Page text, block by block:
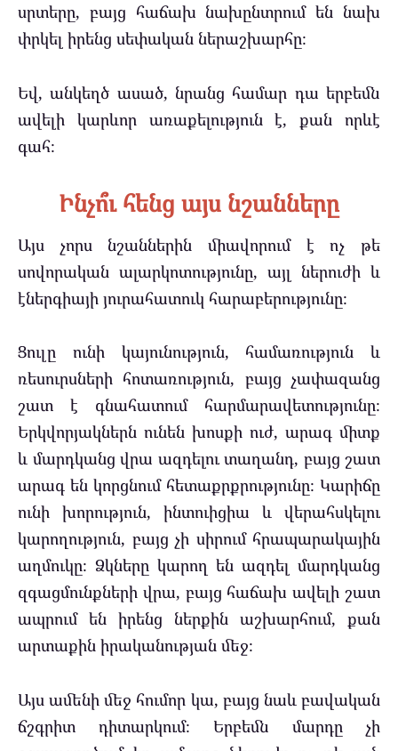
սրտերը, բայց հաճախ նախընտրում են նախ
փրկել իրենց սեփական ներաշխարհը։
Եվ, անկեղծ ասած, նրանց համար դա երբեմն
ավելի կարևոր առաքելություն է, քան որևէ
գահ։
Ինչո՞ւ հենց այս նշանները
Այս չորս նշաններին միավորում է ոչ թե
սովորական ալարկոտությունը, այլ ներուժի և
էներգիայի յուրահատուկ հարաբերությունը։
Ցուլը ունի կայունություն, համառություն և
ռեսուրսների հոտառություն, բայց չափազանց
շատ է գնահատում հարմարավետությունը։
Երկվորյակներն ունեն խոսքի ուժ, արագ միտք
և մարդկանց վրա ազդելու տաղանդ, բայց շատ
արագ են կորցնում հետաքրքրությունը։ Կարիճը
ունի խորություն, ինտուիցիա և վերահսկելու
կարողություն, բայց չի սիրում հրապարակային
աղմուկը։ Ձկները կարող են ազդել մարդկանց
զգացմունքների վրա, բայց հաճախ ավելի շատ
ապրում են իրենց ներքին աշխարհում, քան
արտաքին իրականության մեջ։
Այս ամենի մեջ հումոր կա, բայց նաև բավական
ճշգրիտ դիտարկում։ Երբեմն մարդը չի